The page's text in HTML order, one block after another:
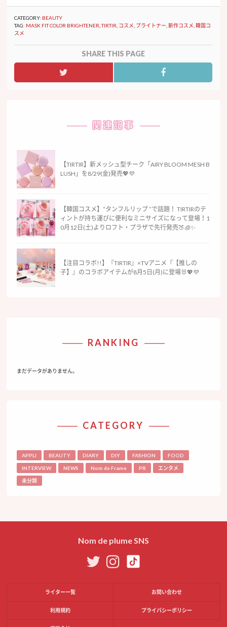
CATEGORY: BEAUTY
TAG: MASK FIT COLOR BRIGHTENER ,TIRTIR コスメ ブライトナー ,新作コスメ ,韓国コ
スメ
SHARE THIS PAGE
関連記事
【TIRTIR】新メッシュ型チーク「AIRY BLOOM MESH B
LUSH」を8/29(金)発売💖💜
【韓国コスメ】“タンフルリップ ”で話題！ TIRTIRのテ
ィントが持ち運びに便利なミニサイズになって登場！1
0月12日(土)よりロフト・プラザで先行発売🍑🧊✨
【注目コラボ!!】『TIRTIR』×TVアニメ『【推しの
子】』のコラボアイテムが8月5日(月)に登場🐰💖💜
RANKING
まだデータがありません。
CATEGORY
APPLI BEAUTY DIARY DIY FASHION FOOD
INTERVIEW NEWS Nom de Frame PR エンタメ
未分類
Nom de plume SNS
ライター一覧 お問い合わせ
利用規約 プライバシーポリシー